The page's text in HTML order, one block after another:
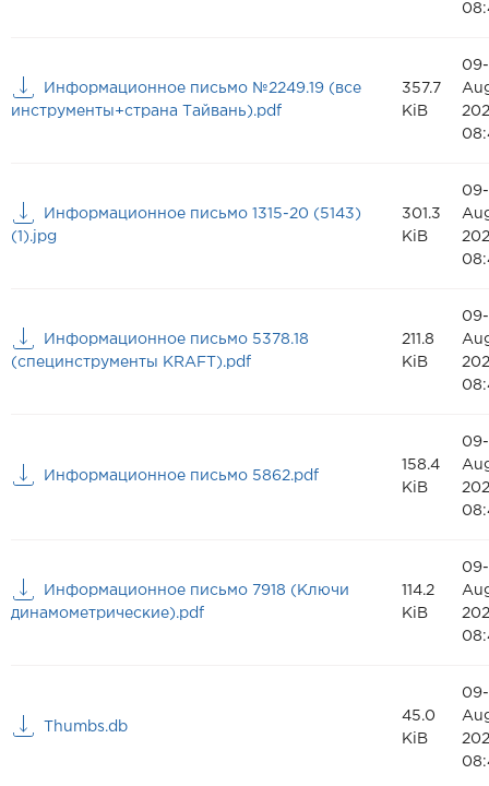
Информационное письмо №2249.19 (все
инструменты+страна Тайвань).pdf
357.7
KiB
09-
Информационное письмо 1315-20 (5143)
(1).jpg
301.3
KiB
09-
Информационное письмо 5378.18
(специнструменты KRAFT).pdf
211.8
KiB
09-
Информационное письмо 5862.pdf
158.4
KiB
09-
Информационное письмо 7918 (Ключи
динамометрические).pdf
114.2
KiB
09-
Thumbs.db
45.0
KiB
09-